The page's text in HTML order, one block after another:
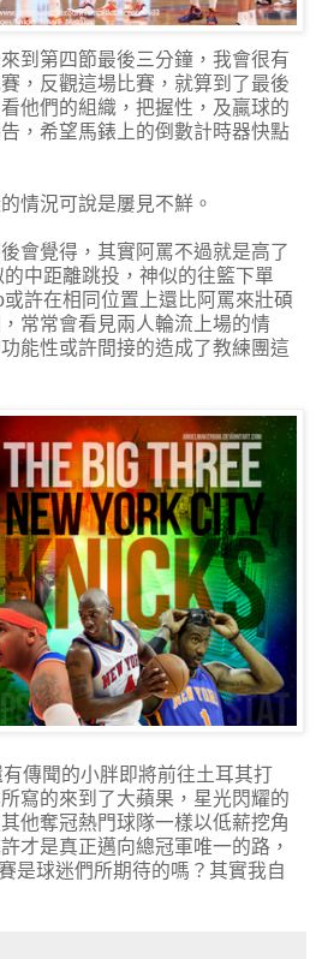
到第四節最後三分鐘，我會很有
，反觀這場比賽，就算到了最後
他們的組織，把握性，及贏球的
，希望馬錶上的倒數計時器快點
情況可說是屢見不鮮。
會覺得，其實阿罵不過就是高了
中距離跳投，神似的往籃下單
許在相同位置上還比阿罵來壯碩
常常會看見兩人輪流上場的情
能性或許間接的造成了教練團這
傳聞的小胖即將前往土耳其打
寫的來到了大蘋果，星光閃耀的
他奪冠熱門球隊一樣以低薪挖角
才是真正邁向總冠軍唯一的路，
是球迷們所期待的嗎？其實我自